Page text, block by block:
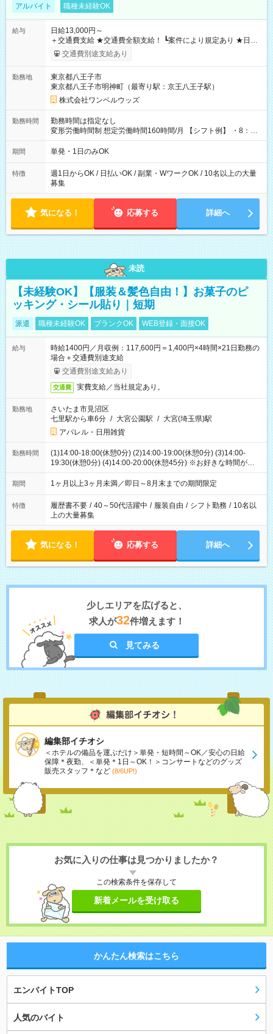
アルバイト 職種未経験OK
給与
日給13,000円～
＋交通費支給 ★交通費全額支給！ ┗案件により規定あり ★日払
いOK！（規定あり） ┗働いたその日に現金GET♪ お仕事後はコ
ンビニATMから 日払い分を引き落とせます！ 【試用期間】試
交通費別途支給あり
勤務地
東京都八王子市
東京都八王子市明神町（最寄り駅：京王八王子駅）
株式会社ワンベルウッズ
勤務時間
勤務時間は指定なし
変形労働時間制 想定労働時間160時間/月 【シフト例】 ・8：00
～21：00
期間 単発・1日のみOK
特徴
週1日からOK / 日払いOK / 副業・WワークOK / 10名以上の大量
募集
気になる！ 応募する 詳細へ
未読
【未経験OK】【服装＆髪色自由！】お菓子のピ
ッキング・シール貼り｜短期
派遣 職種未経験OK ブランクOK WEB登録・面接OK
給与
時給1400円／月収例：117,600円＝1,400円×4時間×21日勤務の
場合＋交通費別途支給
交通費別途支給あり
交通費 実費支給／当社規定あり。
勤務地
さいたま市見沼区
七里駅から車6分 / 大宮公園駅 / 大宮(埼玉県)駅
アパレル・日用雑貨
勤務時間
(1)14:00-18:00(休憩0分) (2)14:00-19:00(休憩0分) (3)14:00-
19:30(休憩0分) (4)14:00-20:00(休憩45分) ※お好きな時間が選べ
ます
期間 1ヶ月以上3ヶ月未満／即日～8月末までの期間限定
特徴 履歴書不要 / 40～50代活躍中 / 服装自由 / シフト勤務 / 10名以
上の大量募集
気になる！ 応募する 詳細へ
少しエリアを広げると、
求人が32件増えます！
見てみる
編集部イチオシ
＜ホテルの備品を運ぶだけ＞単発・短時間～OK／安心の日給
保障＊夜勤、＜単発＊1日～OK！＞コンサートなどのグッズ
販売スタッフ＊など (8/6UP!)
お気に入りの仕事は見つかりましたか？
この検索条件を保存して
新着メールを受け取る
かんたん検索はこちら
エンバイトTOP
人気のバイト